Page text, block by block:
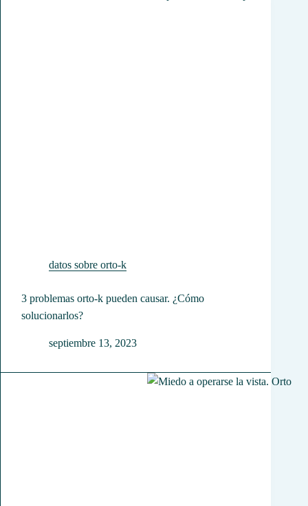
datos sobre orto-k
3 problemas orto-k pueden causar. ¿Cómo
solucionarlos?
septiembre 13, 2023